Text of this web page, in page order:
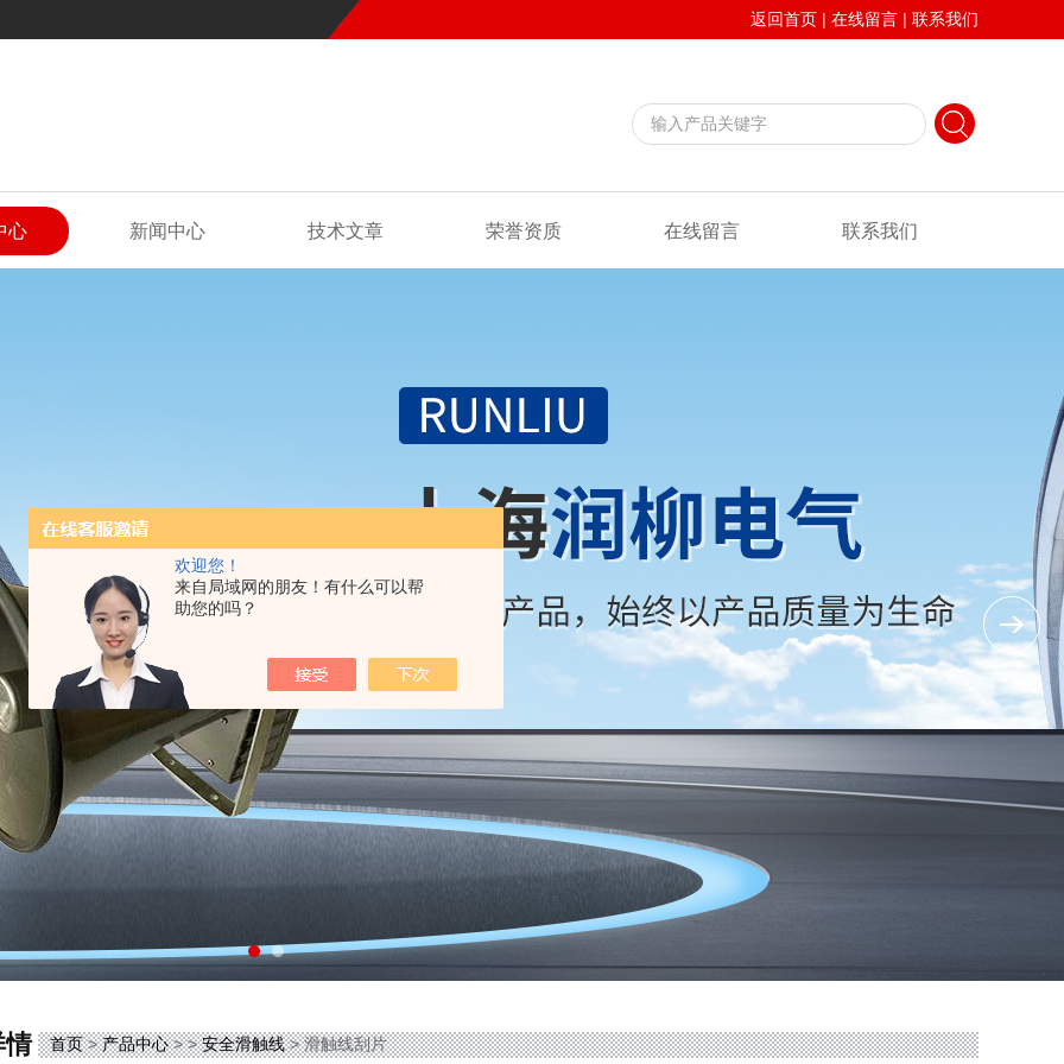
欢迎您！
来自局域网的朋友！有什么可以帮
助您的吗？
返回首页 | 在线留言 | 联系我们
心 新闻中心 技术文章 荣誉资质 在线留言 联系我们
情 首页>产品中心> >安全滑触线> 滑触线刮片